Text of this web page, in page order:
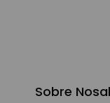
Sobre